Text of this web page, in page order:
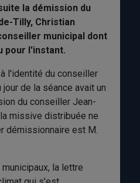
la démission du
Tilly, Christian
municipal dont
pour l'instant.
l'identité du conseiller
de la séance avait un
du conseiller Jean-
missive distribuée ne
démissionnaire est M.
la lettre